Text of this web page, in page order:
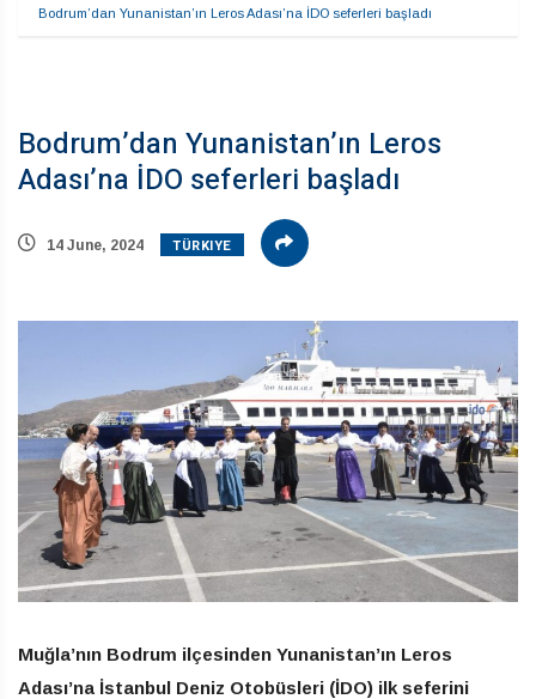
Bodrum’dan Yunanistan’ın Leros Adası’na İDO seferleri başladı
Bodrum’dan Yunanistan’ın Leros
Adası’na İDO seferleri başladı
14 June, 2024 TÜRKIYE
Muğla’nın Bodrum ilçesinden Yunanistan’ın Leros
Adası’na İstanbul Deniz Otobüsleri (İDO) ilk seferini